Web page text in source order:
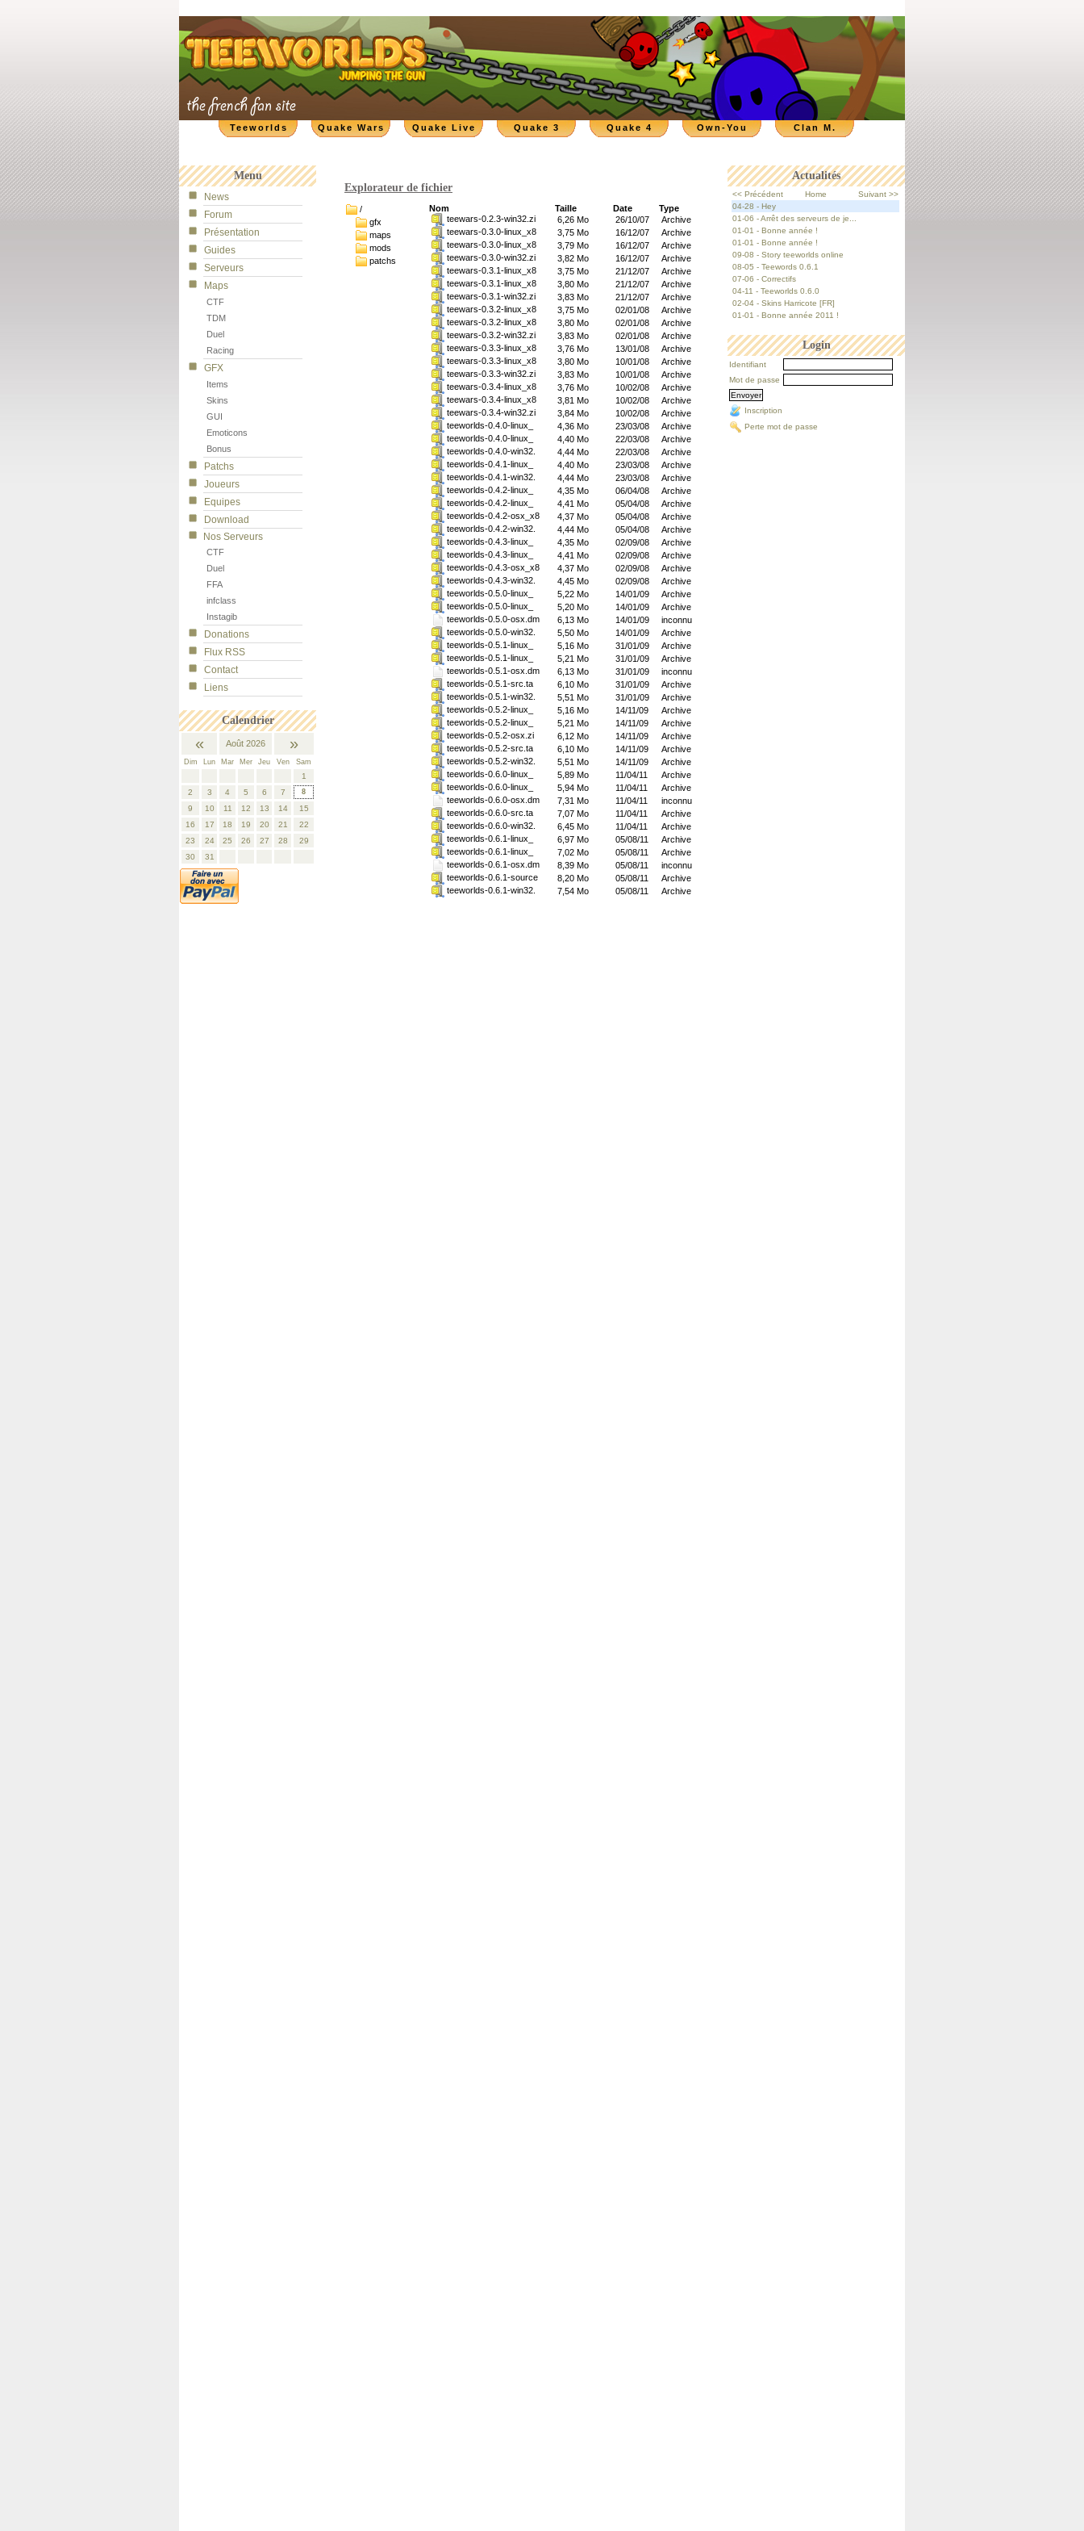
Clan M.
Own-You
Quake 4
Quake 3
Quake Live
Quake Wars
Teeworlds
Menu
News
Forum
Présentation
Guides
Serveurs
Maps
CTF
TDM
Duel
Racing
GFX
Items
Skins
GUI
Emoticons
Bonus
Patchs
Joueurs
Equipes
Download
Nos Serveurs
CTF
Duel
FFA
infclass
Instagib
Donations
Flux RSS
Contact
Liens
Calendrier
« Août 2026 »
Dim Lun Mar Mer Jeu Ven Sam
1
2
3 4 5 6 7 8
9 10 11 12 13 14
15
16
17 18 19 20 21
22
23
24 25 26 27 28
29
30
31
Actualités
<< Précédent Home
Suivant >>
04-28 - Hey
01-06 - Arrêt des serveurs de je...
01-01 - Bonne année !
01-01 - Bonne année !
09-08 - Story teeworlds online
08-05 - Teewords 0.6.1
07-06 - Correctifs
04-11 - Teeworlds 0.6.0
02-04 - Skins Harricote [FR]
01-01 - Bonne année 2011 !
Login
Identifiant
Mot de passe
Inscription
Perte mot de passe
Explorateur de fichier
/
gfx
maps
mods
patchs
Nom Taille Date
Type
teewars-0.2.3-win32.zi
6,26 Mo 26/10/07
Archive
teewars-0.3.0-linux_x8
3,75 Mo 16/12/07
Archive
teewars-0.3.0-linux_x8
3,79 Mo 16/12/07
Archive
teewars-0.3.0-win32.zi
3,82 Mo 16/12/07
Archive
teewars-0.3.1-linux_x8
3,75 Mo 21/12/07
Archive
teewars-0.3.1-linux_x8
3,80 Mo 21/12/07
Archive
teewars-0.3.1-win32.zi
3,83 Mo 21/12/07
Archive
teewars-0.3.2-linux_x8
3,75 Mo 02/01/08
Archive
teewars-0.3.2-linux_x8
3,80 Mo 02/01/08
Archive
teewars-0.3.2-win32.zi
3,83 Mo 02/01/08
Archive
teewars-0.3.3-linux_x8
3,76 Mo 13/01/08
Archive
teewars-0.3.3-linux_x8
3,80 Mo 10/01/08
Archive
teewars-0.3.3-win32.zi
3,83 Mo 10/01/08
Archive
teewars-0.3.4-linux_x8
3,76 Mo 10/02/08
Archive
teewars-0.3.4-linux_x8
3,81 Mo 10/02/08
Archive
teewars-0.3.4-win32.zi
3,84 Mo 10/02/08
Archive
teeworlds-0.4.0-linux_
4,36 Mo 23/03/08
Archive
teeworlds-0.4.0-linux_
4,40 Mo 22/03/08
Archive
teeworlds-0.4.0-win32.
4,44 Mo 22/03/08
Archive
teeworlds-0.4.1-linux_
4,40 Mo 23/03/08
Archive
teeworlds-0.4.1-win32.
4,44 Mo 23/03/08
Archive
teeworlds-0.4.2-linux_
4,35 Mo 06/04/08
Archive
teeworlds-0.4.2-linux_
4,41 Mo 05/04/08
Archive
teeworlds-0.4.2-osx_x8
4,37 Mo 05/04/08
Archive
teeworlds-0.4.2-win32.
4,44 Mo 05/04/08
Archive
teeworlds-0.4.3-linux_
4,35 Mo 02/09/08
Archive
teeworlds-0.4.3-linux_
4,41 Mo 02/09/08
Archive
teeworlds-0.4.3-osx_x8
4,37 Mo 02/09/08
Archive
teeworlds-0.4.3-win32.
4,45 Mo 02/09/08
Archive
teeworlds-0.5.0-linux_
5,22 Mo 14/01/09
Archive
teeworlds-0.5.0-linux_
5,20 Mo 14/01/09
Archive
teeworlds-0.5.0-osx.dm
6,13 Mo 14/01/09
inconnu
teeworlds-0.5.0-win32.
5,50 Mo 14/01/09
Archive
teeworlds-0.5.1-linux_
5,16 Mo 31/01/09
Archive
teeworlds-0.5.1-linux_
5,21 Mo 31/01/09
Archive
teeworlds-0.5.1-osx.dm
6,13 Mo 31/01/09
inconnu
teeworlds-0.5.1-src.ta
6,10 Mo 31/01/09
Archive
teeworlds-0.5.1-win32.
5,51 Mo 31/01/09
Archive
teeworlds-0.5.2-linux_
5,16 Mo 14/11/09
Archive
teeworlds-0.5.2-linux_
5,21 Mo 14/11/09
Archive
teeworlds-0.5.2-osx.zi
6,12 Mo 14/11/09
Archive
teeworlds-0.5.2-src.ta
6,10 Mo 14/11/09
Archive
teeworlds-0.5.2-win32.
5,51 Mo 14/11/09
Archive
teeworlds-0.6.0-linux_
5,89 Mo 11/04/11
Archive
teeworlds-0.6.0-linux_
5,94 Mo 11/04/11
Archive
teeworlds-0.6.0-osx.dm
7,31 Mo 11/04/11
inconnu
teeworlds-0.6.0-src.ta
7,07 Mo 11/04/11
Archive
teeworlds-0.6.0-win32.
6,45 Mo 11/04/11
Archive
teeworlds-0.6.1-linux_
6,97 Mo 05/08/11
Archive
teeworlds-0.6.1-linux_
7,02 Mo 05/08/11
Archive
teeworlds-0.6.1-osx.dm
8,39 Mo 05/08/11
inconnu
teeworlds-0.6.1-source
8,20 Mo 05/08/11
Archive
teeworlds-0.6.1-win32.
7,54 Mo 05/08/11 Archive